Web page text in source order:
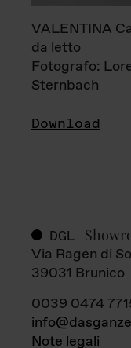
VALENTINA
da letto
Fotografo:
Sternbach
Download
DGL
Via Ragen di
39031 Brunico
0039 0474
Note legali